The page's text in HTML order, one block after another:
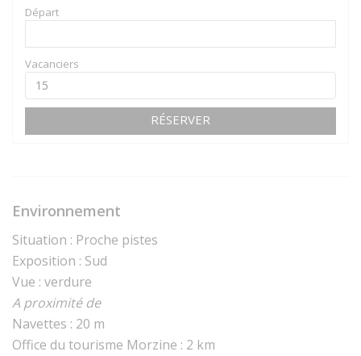
Départ
Vacanciers
RÉSERVER
Environnement
Situation : Proche pistes
Exposition : Sud
Vue : verdure
A proximité de
Navettes : 20 m
Office du tourisme Morzine : 2 km